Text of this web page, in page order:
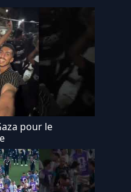
pour le